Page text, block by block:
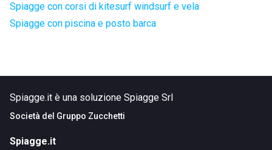
Spiagge con corsi di kitesurf windsurf e vela
Spiagge con piscina e posto barca
Spiagge.it è una soluzione Spiagge Srl
Società del Gruppo Zucchetti
Spiagge.it